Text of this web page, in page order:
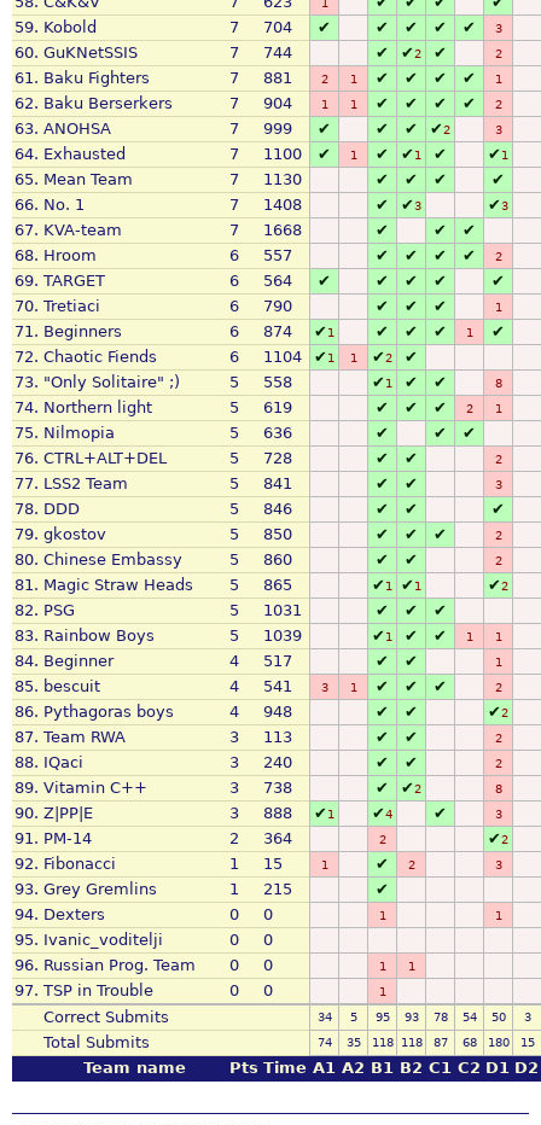
59. Kobold 7 704 ✔ ✔ ✔ ✔ ✔ 3
60. GuKNetSSIS 7 744 ✔ ✔2 ✔ 2
61. Baku Fighters 7 881 2 1 ✔ ✔ ✔ ✔ 1
62. Baku Berserkers 7 904 1 1 ✔ ✔ ✔ ✔ 2
63. ANOHSA 7 999 ✔ ✔ ✔ ✔2 3
64. Exhausted 7 1100 ✔ 1 ✔ ✔1 ✔ ✔1
65. Mean Team 7 1130 ✔ ✔ ✔
✔
66. No. 1 7 1408 ✔ ✔3 ✔3
67. KVA-team 7 1668 ✔ ✔
✔
68. Hroom 6 557 ✔ ✔ ✔ ✔ 2
69. TARGET 6 564 ✔ ✔ ✔ ✔
✔
70. Tretiaci 6 790 ✔ ✔ ✔ 1
71. Beginners 6 874 ✔1 ✔ ✔ ✔ 1
✔
72. Chaotic Fiends 6 1104 ✔1 1 ✔2
✔
73. "Only Solitaire" ;) 5 558 ✔1 ✔ ✔ 8
74. Northern light 5 619 ✔ ✔ ✔ 2 1
75. Nilmopia 5 636 ✔ ✔
✔
76. CTRL+ALT+DEL 5 728 ✔ ✔ 2
77. LSS2 Team 5 841 ✔ ✔ 3
78. DDD 5 846 ✔ ✔
✔
79. gkostov 5 850 ✔ ✔ ✔ 2
80. Chinese Embassy 5 860 ✔ ✔ 2
81. Magic Straw Heads 5 865 ✔1 ✔1 ✔2
82. PSG 5 1031 ✔ ✔
✔
83. Rainbow Boys 5 1039 ✔1 ✔ ✔ 1 1
84. Beginner 4 517 ✔ ✔ 1
85. bescuit 4 541 3 1 ✔ ✔ ✔ 2
86. Pythagoras boys 4 948 ✔ ✔ ✔2
87. Team RWA 3 113 ✔ ✔ 2
88. IQaci 3 240 ✔ ✔ 2
89. Vitamin C++ 3 738 ✔ ✔2 8
90. Z|PP|E 3 888 ✔1 ✔4 ✔ 3
91. PM-14 2 364 2 ✔2
92. Fibonacci 1 15 1 ✔ 2 3
93. Grey Gremlins 1 215
✔
94. Dexters 0 0 1 1
95. Ivanic_voditelji 0
0
96. Russian Prog. Team 0 0 1 1
97. TSP in Trouble 0 0 1
Correct Submits 34 5 95 93 78 54 50 3
Total Submits 74 35 118 118 87 68 180 15
Team name Pts Time A1 A2 B1 B2 C1 C2 D1 D2